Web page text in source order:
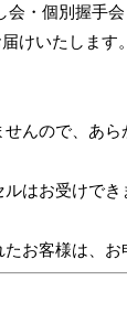
会・個別握手会
けいた します。
んので、あら
はお受けでき
お客様は、